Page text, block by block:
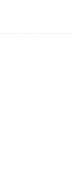
支持XXX人同时在
射能力，主导过核
将系统关键模块的
：拥有从0到1构建
与性能攻坚，将搜
代码缺陷率降低
，能将复杂技术方
享，注重工程规范